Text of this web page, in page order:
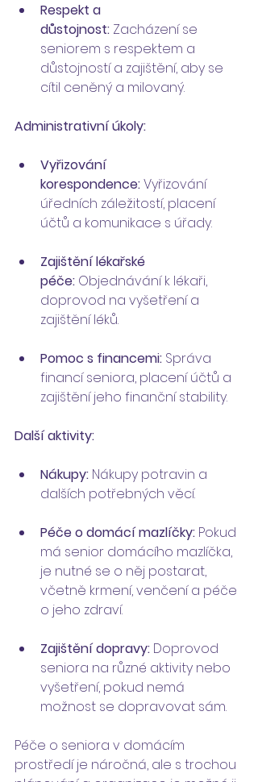
Respekt a
důstojnost: Zacházení se
seniorem s respektem a
důstojností a zajištění, aby se
cítil ceněný a milovaný.
Administrativní úkoly:
Vyřizování
korespondence: Vyřizování
úředních záležitostí, placení
účtů a komunikace s úřady.
Zajištění lékařské
péče: Objednávání k lékaři,
doprovod na vyšetření a
zajištění léků.
Pomoc s financemi: Správa
financí seniora, placení účtů a
zajištění jeho finanční stability.
Další aktivity:
Nákupy: Nákupy potravin a
dalších potřebných věcí.
Péče o domácí mazlíčky: Pokud
má senior domácího mazlíčka,
je nutné se o něj postarat,
včetně krmení, venčení a péče
o jeho zdraví.
Zajištění dopravy: Doprovod
seniora na různé aktivity nebo
vyšetření, pokud nemá
možnost se dopravovat sám.
Péče o seniora v domácím
prostředí je náročná, ale s trochou